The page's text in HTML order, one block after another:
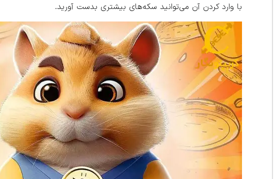
با وارد کردن آن می‌توانید سکه‌های بیشتری بدست آورید.